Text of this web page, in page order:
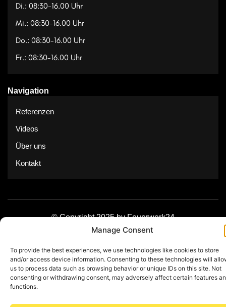
Manage Consent
To provide the best experiences, we use technologies like cookies to store
and/or access device information. Consenting to these technologies will
us to process data such as browsing behavior or unique IDs on this site. Not
consenting or withdrawing consent, may adversely affect certain features
functions.
Di.: 08:30-16.00 Uhr
Mi.: 08:30-16.00 Uhr
Do.: 08:30-16.00 Uhr
Fr.: 08:30-16.00 Uhr
Navigation
Referenzen
Videos
Über uns
Kontakt
© Copyright 2025 by Feuerwerk24